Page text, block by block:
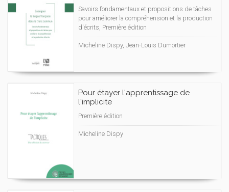
Savoirs fondamentaux et propositions de tâches
pour améliorer la compréhension et la production
d'écrits, Première édition
Micheline Dispy, Jean-Louis Dumortier
Pour étayer l'apprentissage de
l'implicite
Première édition
Micheline Dispy